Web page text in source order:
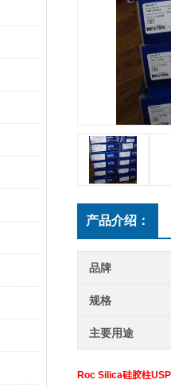
产品介绍：
品牌
规格
主要用途
Roc Silica硅胶柱